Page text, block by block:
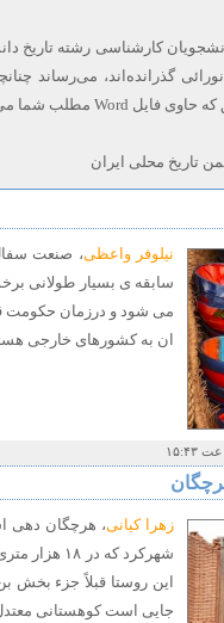
کارشناسی رشته تاریخ
گذرانده‌اند، می‌رساند
تاریخ محلی ایران
نیلوفر واعظی، صنعت
سابقه ی بسیار طولانی
می شود و درزمان حکومت
ان به کشورهای خارجی
زهرا کیانی، هرچگان دهی
این روستا قبلاً جزء
جایی است کوهستانی معتدل و دارای